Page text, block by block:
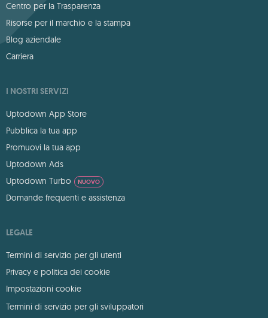
Centro per la Trasparenza
Risorse per il marchio e la stampa
Blog aziendale
Carriera
I NOSTRI SERVIZI
Uptodown App Store
Pubblica la tua app
Promuovi la tua app
Uptodown Ads
Uptodown Turbo
NUOVO
Domande frequenti e assistenza
LEGALE
Termini di servizio per gli utenti
Privacy e politica dei cookie
Impostazioni cookie
Termini di servizio per gli sviluppatori